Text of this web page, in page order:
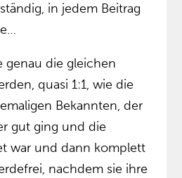
in jedem Beitrag
genau die gleichen
quasi 1:1, wie die
Bekannten, der
gut ging und die
war und dann komplett
nachdem sie ihre